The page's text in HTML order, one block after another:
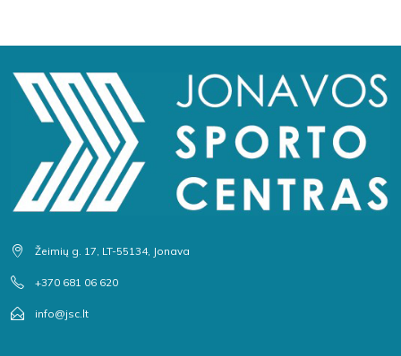
Žeimių g. 17, LT-55134, Jonava
+370 681 06 620
info@jsc.lt